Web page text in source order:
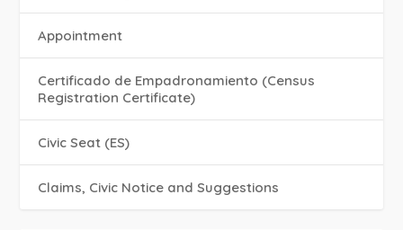
Appointment
Certificado de Empadronamiento (Census
Registration Certificate)
Civic Seat (ES)
Claims, Civic Notice and Suggestions